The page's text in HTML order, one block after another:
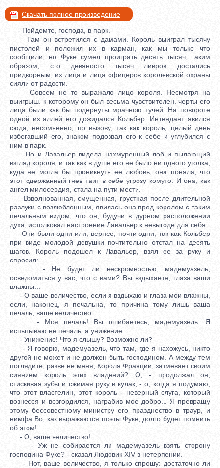
Скачать полное произведение
- Пойдемте, господа, в парк.
Там он встретился с дамами. Король выиграл тысячу
пистолей и положил их в карман, как мы только что
сообщили, но Фуке сумел проиграть десять тысяч; таким
образом, сто девяносто тысяч ливров достались
придворным; их лица и лица офицеров королевской охраны
сияли от радости.
Совсем не то выражало лицо короля. Несмотря на
выигрыш, к которому он был весьма чувствителен, черты его
лица были как бы подернуты мрачною тучей. На повороте
одной из аллей его дожидался Кольбер. Интендант явился
сюда, несомненно, по вызову, так как король, целый день
избегавший его, знаком подозвал его к себе и углубился с
ним в парк.
Но и Лавальер видела нахмуренный лоб и пылающий
взгляд короля, и так как в душе его не было ни одного уголка,
куда не могла бы проникнуть ее любовь, она поняла, что
этот сдержанный гнев таит в себе угрозу комуто. И она, как
ангел милосердия, стала на пути мести.
Взволнованная, смущенная, грустная после длительной
разлуки с возлюбленным, явилась она пред королем с таким
печальным видом, что он, будучи в дурном расположении
духа, истолковал настроение Лавальер к невыгоде для себя.
Они были одни или, вернее, почти одни, так как Кольбер
при виде молодой девушки почтительно отстал на десять
шагов. Король подошел к Лавальер, взял ее за руку и
спросил:
- Не будет ли нескромностью, мадемуазель,
осведомиться у вас, что с вами? Вы вздыхаете, глаза ваши
влажны...
- О ваше величество, если я вздыхаю и глаза мои влажны,
если, наконец, я печальна, то причина тому лишь ваша
печаль, ваше величество.
- Моя печаль! Вы ошибаетесь, мадемуазель. Я
испытываю не печаль, а унижение.
- Унижение! Что я слышу? Возможно ли?
- Я говорю, мадемуазель, что там, где я нахожусь, никто
другой не может и не должен быть господином. А между тем
поглядите, разве не меня, Короля Франции, затмевает своим
сиянием король этих владений? О, - продолжал он,
стискивая зубы и сжимая руку в кулак, - о, когда я подумаю,
что этот властелин, этот король - неверный слуга, который
вознесся и возгордился, награбив мое добро... Я превращу
этому бессовестному министру его празднество в траур, и
нимфа Во, как выражаются поэты Фуке, долго будет помнить
об этом!
- О, ваше величество!
- Уж не собирается ли мадемуазель взять сторону
господина Фуке? - сказал Людовик XIV в нетерпении.
- Нот, ваше величество, я только спрошу: достаточно ли